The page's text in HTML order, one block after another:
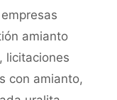
empresas
amianto
, licitaciones
con amianto,